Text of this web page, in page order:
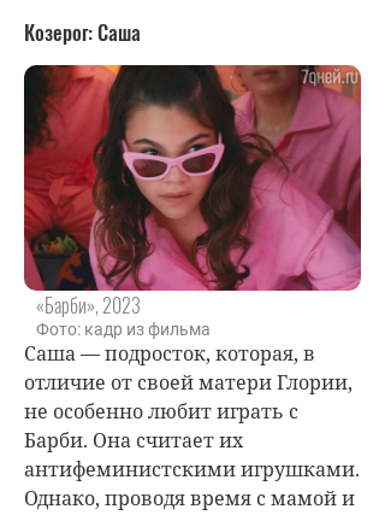
Козерог: Саша
«Барби», 2023
Фото: кадр из фильма
Саша — подросток, которая, в
отличие от своей матери Глории,
не особенно любит играть с
Барби. Она считает их
антифеминистскими игрушками.
Однако, проводя время с мамой и